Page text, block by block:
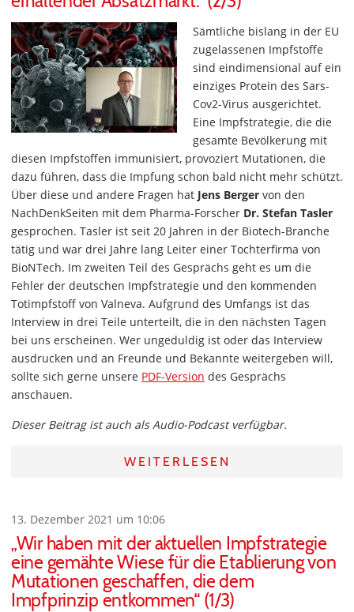
Sämtliche bislang in der EU
zugelassenen Impfstoffe
sind eindimensional auf ein
einziges Protein des Sars-
Cov2-Virus ausgerichtet.
Eine Impfstrategie, die die
gesamte Bevölkerung mit
diesen Impfstoffen immunisiert, provoziert Mutationen, die
dazu führen, dass die Impfung schon bald nicht mehr schützt.
Über diese und andere Fragen hat Jens Berger von den
NachDenkSeiten mit dem Pharma-Forscher Dr. Stefan Tasler
gesprochen. Tasler ist seit 20 Jahren in der Biotech-Branche
tätig und war drei Jahre lang Leiter einer Tochterfirma von
BioNTech. Im zweiten Teil des Gesprächs geht es um die
Fehler der deutschen Impfstrategie und den kommenden
Totimpfstoff von Valneva. Aufgrund des Umfangs ist das
Interview in drei Teile unterteilt, die in den nächsten Tagen
bei uns erscheinen. Wer ungeduldig ist oder das Interview
ausdrucken und an Freunde und Bekannte weitergeben will,
sollte sich gerne unsere PDF-Version des Gesprächs
anschauen.
Dieser Beitrag ist auch als Audio-Podcast verfügbar.
WEITERLESEN
13. Dezember 2021 um 10:06
„Wir haben mit der aktuellen Impfstrategie
eine gemähte Wiese für die Etablierung von
Mutationen geschaffen, die dem
Impfprinzip entkommen“ (1/3)